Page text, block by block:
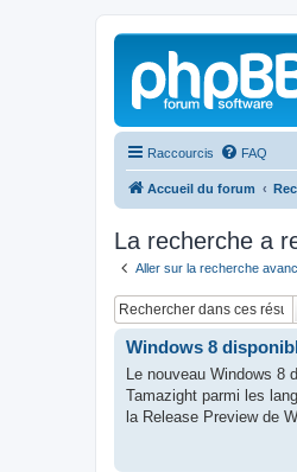
Raccourcis FAQ
Accueil du forum
La recherche a
Aller sur la recherche
Windows 8
Le nouveau Windows 8
Tamazight parmi les
la Release Preview de